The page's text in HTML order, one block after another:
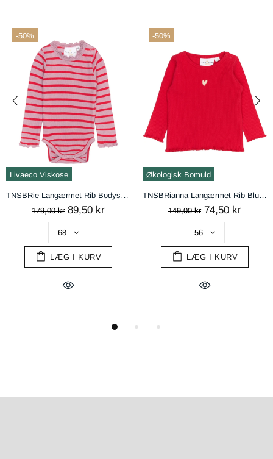
-50%
Livaeco Viskose
TNSBRie Langærmet Rib Bodystocking - Mauve Shadows Striped
179,00 kr 89,50 kr
LÆG I KURV
-50%
Økologisk Bomuld
TNSBRianna Langærmet Rib Bluse - Ski Patrol
149,00 kr 74,50 kr
LÆG I KURV
handelsbetingelser
ACCEPTÉR